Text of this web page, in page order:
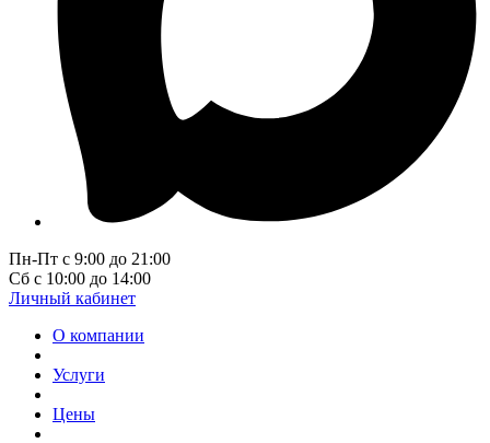
Пн-Пт с 9:00 до 21:00
Сб с 10:00 до 14:00
Личный кабинет
О компании
Услуги
Цены